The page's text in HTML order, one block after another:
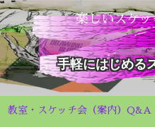
楽しいスケ
手軽にはじめる
教室・スケッチ会（案内）Q&A